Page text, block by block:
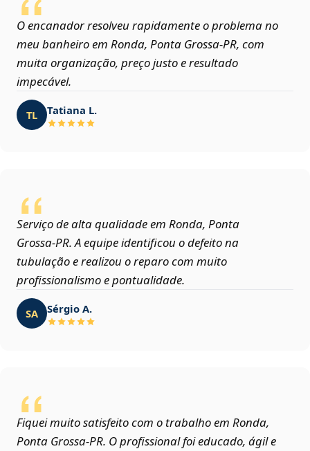
O encanador resolveu rapidamente o problema no
meu banheiro em Ronda, Ponta Grossa‑PR, com
muita organização, preço justo e resultado
impecável.
TL Tatiana L.
Serviço de alta qualidade em Ronda, Ponta
Grossa‑PR. A equipe identificou o defeito na
tubulação e realizou o reparo com muito
profissionalismo e pontualidade.
SA Sérgio A.
Fiquei muito satisfeito com o trabalho em Ronda,
Ponta Grossa‑PR. O profissional foi educado, ágil e